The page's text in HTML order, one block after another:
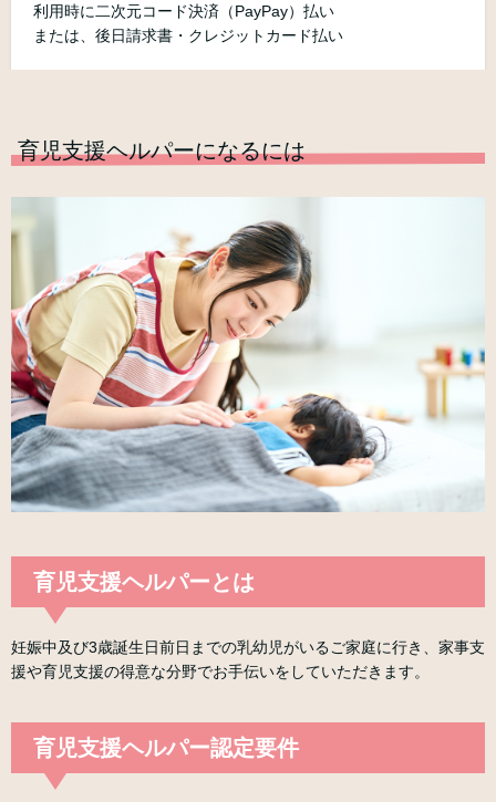
利用時に二次元コード決済（PayPay）払い
または、後日請求書・クレジットカード払い
育児支援ヘルパーになるには
育児支援ヘルパーとは
妊娠中及び3歳誕生日前日までの乳幼児がいるご家庭に行き、家事支
援や育児支援の得意な分野でお手伝いをしていただきます。
育児支援ヘルパー認定要件